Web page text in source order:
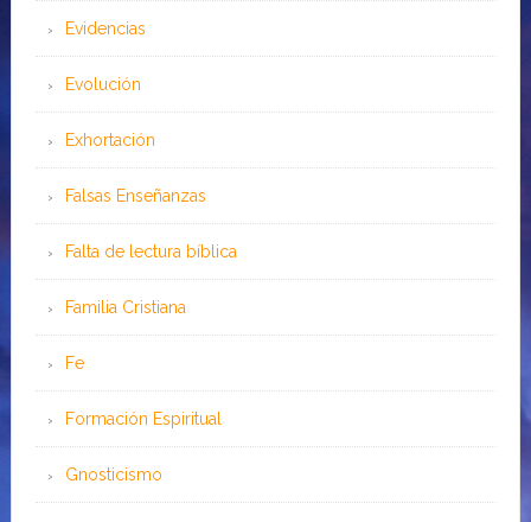
Evidencias
Evolución
Exhortación
Falsas Enseñanzas
Falta de lectura bíblica
Familia Cristiana
Fe
Formación Espiritual
Gnosticismo